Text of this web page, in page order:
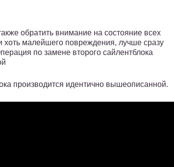
обратить внимание на состояние всех
хоть малейшего повреждения, лучше сразу
по замене второго сайлентблока
производится идентично вышеописанной.